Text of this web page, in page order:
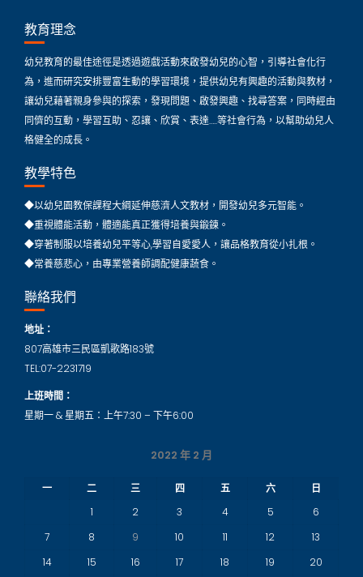
教育理念
幼兒教育的最佳途徑是透過遊戲活動來啟發幼兒的心智，引導社會化行
為，進而研究安排豐富生動的學習環境，提供幼兒有興趣的活動與教材，
讓幼兒藉著親身參與的探索，發現問題、啟發興趣、找尋答案，同時經由
同儕的互動，學習互助、忍讓、欣賞、表達…..等社會行為，以幫助幼兒人
格健全的成長。
教學特色
◆以幼兒園教保課程大綱延伸慈濟人文教材，開發幼兒多元智能。
◆重視體能活動，體適能真正獲得培養與鍛鍊。
◆穿著制服以培養幼兒平等心,學習自愛愛人，讓品格教育從小扎根。
◆常養慈悲心，由專業營養師調配健康蔬食。
聯絡我們
地址：
807高雄市三民區凱歌路183號
TEL:07-2231719
上班時間：
星期一 & 星期五：上午7:30 – 下午6:00
2022 年 2 月
一 二 三 四 五 六
日
1
2 3 4 5
6
7
8 9 10 11 12
13
14
15 16 17 18 19 20